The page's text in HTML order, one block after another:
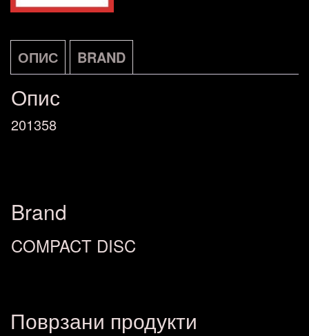
количина
ОПИС BRAND
Опис
201358
Brand
COMPACT DISC
Поврзани продукти